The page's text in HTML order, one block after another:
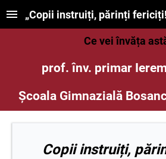
„Copii instruiți, părinți
Ce vei învăța
prof. înv. primar
Școala Gimnazială
Copii instruiți,